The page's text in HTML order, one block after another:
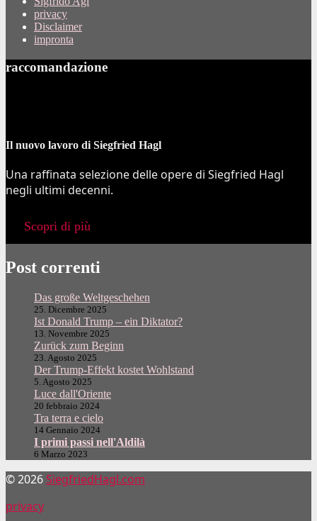
privacy
Disclaimer
impronta
raccomandazione
Il nuovo lavoro di Siegfried Hagl
Una raffinata selezione delle opere di Siegfried Hagl
negli ultimi decenni.
Scopri di più
Post correnti
Das große Weltgeschehen
25. Dicembre 2025
Ist Donald Trump – ein Diktator?
13. Novembre 2025
Zurück zum Beginn
23. Agosto 2025
Der Trump-Effekt kostet Wohlstand
5. Agosto 2025
Luce dall'Oriente
20 febbraio 2024
Tra terra e cielo
14 Gennaio 2024
I primi passi nell'Aldilà
6 Marzo 2023
© 2026 SiegfriedHagl.com
privacy